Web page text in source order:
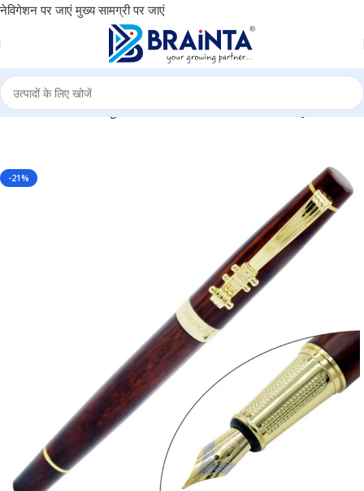
नेविगेशन पर जाएं मुख्य सामग्री पर जाएं
Perfect for Gifting, Luxurious Pen for Writers – BG-JA8058FPC
-21%